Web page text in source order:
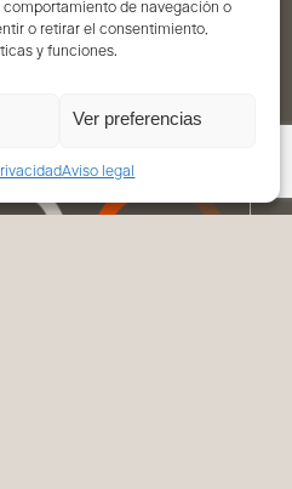
de navegación o
o retirar el consentimiento,
y funciones.
Ver preferencias
Aviso legal